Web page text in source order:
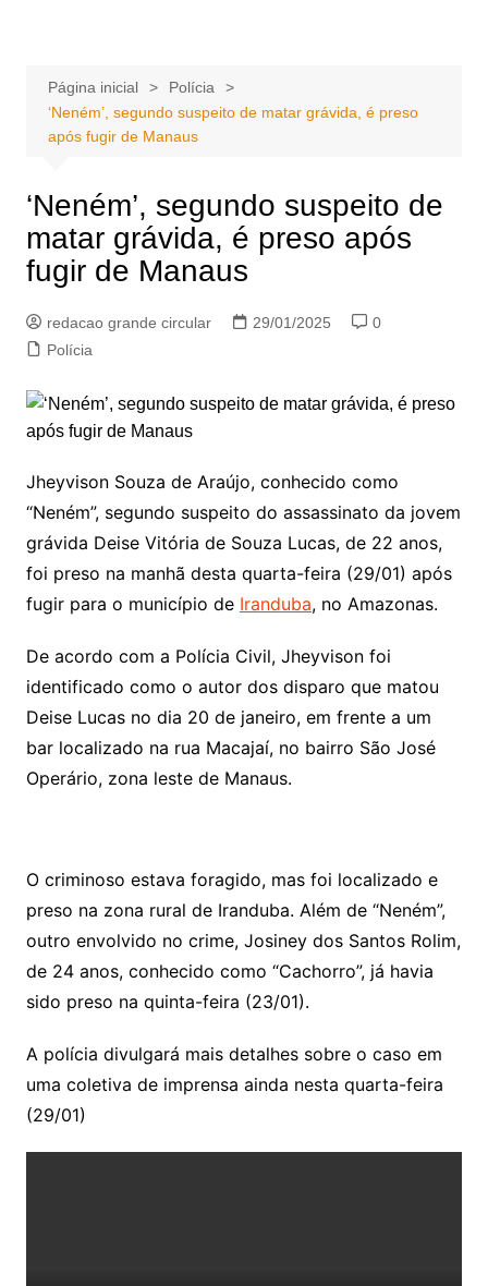
conteúdoPágina inicial
Polícia
‘Neném’, segundo suspeito de matar grávida, é preso
após fugir de Manaus
‘Neném’, segundo suspeito de
matar grávida, é preso após
fugir de Manaus
redacao grande circular 29/01/2025
0
Polícia
Jheyvison Souza de Araújo, conhecido como
“Neném”, segundo suspeito do assassinato da jovem
grávida Deise Vitória de Souza Lucas, de 22 anos,
foi preso na manhã desta quarta-feira (29/01) após
fugir para o município de Iranduba, no Amazonas.
De acordo com a Polícia Civil, Jheyvison foi
identificado como o autor dos disparo que matou
Deise Lucas no dia 20 de janeiro, em frente a um
bar localizado na rua Macajaí, no bairro São José
Operário, zona leste de Manaus.
O criminoso estava foragido, mas foi localizado e
preso na zona rural de Iranduba. Além de “Neném”,
outro envolvido no crime, Josiney dos Santos Rolim,
de 24 anos, conhecido como “Cachorro”, já havia
sido preso na quinta-feira (23/01).
A polícia divulgará mais detalhes sobre o caso em
uma coletiva de imprensa ainda nesta quarta-feira
(29/01)